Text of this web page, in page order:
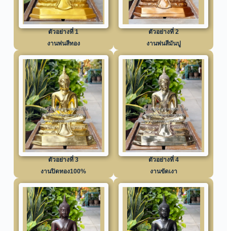
ตัวอย่างที่ 1
งานพ่นสีทอง
ตัวอย่างที่ 2
งานพ่นสีมันปู
ตัวอย่างที่ 3
งานปิดทอง100%
ตัวอย่างที่ 4
งานขัดเงา